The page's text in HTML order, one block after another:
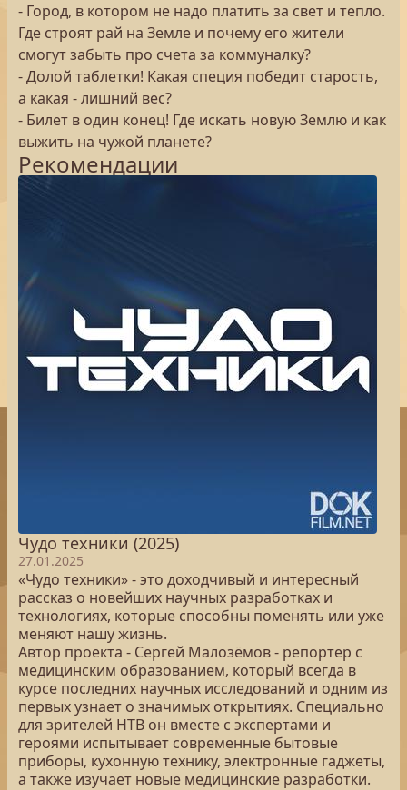
- Город, в котором не надо платить за свет и тепло.
Где строят рай на Земле и почему его жители
смогут забыть про счета за коммуналку?
- Долой таблетки! Какая специя победит старость,
а какая - лишний вес?
- Билет в один конец! Где искать новую Землю и как
выжить на чужой планете?
Рекомендации
Чудо техники (2025)
27.01.2025
«Чудо техники» - это доходчивый и интересный
рассказ о новейших научных разработках и
технологиях, которые способны поменять или уже
меняют нашу жизнь.
Автор проекта - Сергей Малозёмов - репортер с
медицинским образованием, который всегда в
курсе последних научных исследований и одним из
первых узнает о значимых открытиях. Специально
для зрителей НТВ он вместе с экспертами и
героями испытывает современные бытовые
приборы, кухонную технику, электронные гаджеты,
а также изучает новые медицинские разработки.